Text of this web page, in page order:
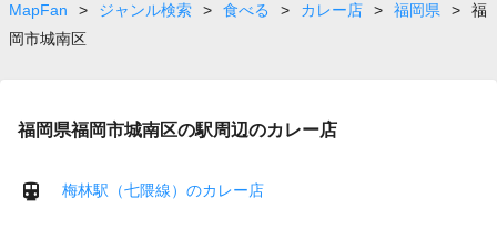
page
MapFan > ジャンル検索 > 食べる > カレー店 > 福岡県 >
福
岡市城南区
福岡県福岡市城南区の駅周辺のカレー店
梅林駅（七隈線）のカレー店